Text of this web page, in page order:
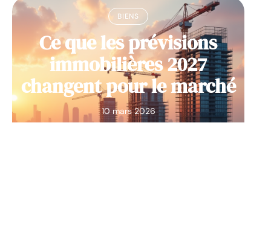
BIENS
Ce que les prévisions
immobilières 2027
changent pour le marché
10 mars 2026